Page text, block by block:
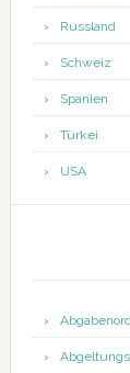
Russland
Schweiz
Spanien
Türkei
USA